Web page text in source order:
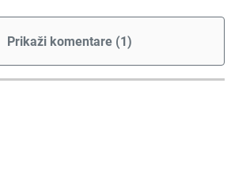
Prikaži komentare (1)